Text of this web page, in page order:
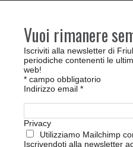
Vuoi rimanere
Iscriviti alla newsletter di
periodiche contenenti le
web!
* campo obbligatorio
Indirizzo email *
Privacy
Utilizziamo Mailchimp
Iscrivendoti alla newsletter